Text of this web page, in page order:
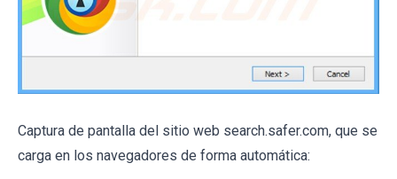
Captura de pantalla del sitio web search.safer.com, que se
carga en los navegadores de forma automática: